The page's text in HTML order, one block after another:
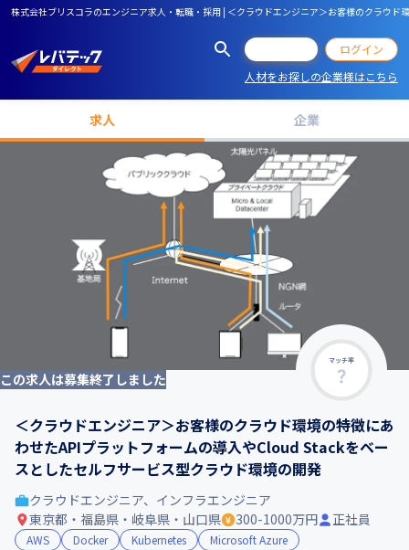
株式会社ブリスコラのエンジニア求人・転職・採用 | ＜クラウドエンジニア＞お客様のクラウ
ログイン
人材をお探しの企業様はこちら
求人 企業
マッチ率
この求人は募集終了しました
＜クラウドエンジニア＞お客様のクラウド環境の特徴にあ
わせたAPIプラットフォームの導入やCloud Stackをベー
スとしたセルフサービス型クラウド環境の開発
クラウドエンジニア、インフラエンジニア
東京都・福島県・岐阜県・山口県
300-1000万円 正社員
AWS Docker Kubernetes
Microsoft Azure